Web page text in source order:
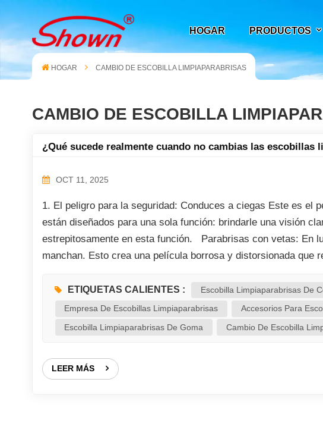
HOGAR PRODUCTOS
HOGAR CAMBIO DE ESCOBILLA LIMPIAPARABRISAS
CAMBIO DE ESCOBILLA
¿Qué sucede realmente cuando no cambias las escobillas
OCT 11, 2025
1. El peligro para la seguridad: Conduces a ciegas Este es el
están diseñados para una sola función: brindarle una visión
estrepitosamente en esta función. Parabrisas con vetas: En
manchan. Esto crea una película borrosa y distorsionada que
ruido del coche: Ese molesto ruido no solo es irritante, sino
cris...
ETIQUETAS CALIENTES : Escobilla Limpiaparabrisas De
Empresa De Escobillas Limpiaparabrisas
Accesorios Para
Escobilla Limpiaparabrisas De Goma
Cambio De Escobilla
LEER MÁS